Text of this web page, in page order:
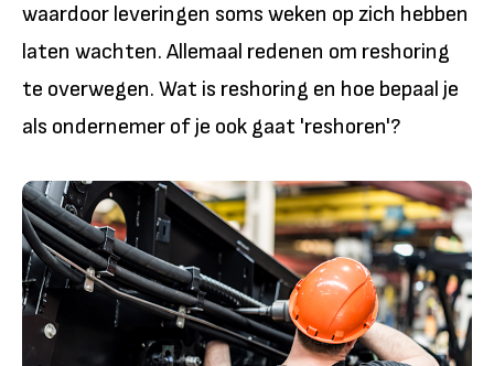
waardoor leveringen soms weken op zich hebben
laten wachten. Allemaal redenen om reshoring
te overwegen. Wat is reshoring en hoe bepaal je
als ondernemer of je ook gaat 'reshoren'?